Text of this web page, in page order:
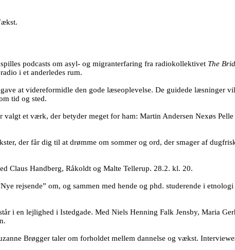
podcasts om asyl- og migranterfaring fra radiokollektivet The
i et anderledes rum.
at videreformidle den gode læseoplevelse. De guidede læsninger
tid og sted.
et værk, der betyder meget for ham: Martin Andersen Nexøs
der får dig til at drømme om sommer og ord, der smager af
Claus Handberg, Råkoldt og Malte Tellerup. 28.2. kl. 20.
rejsende” om, og sammen med hende og phd. studerende i
i en lejlighed i Istedgade. Med Niels Henning Falk Jensby, Maria
Brøgger taler om forholdet mellem dannelse og vækst.